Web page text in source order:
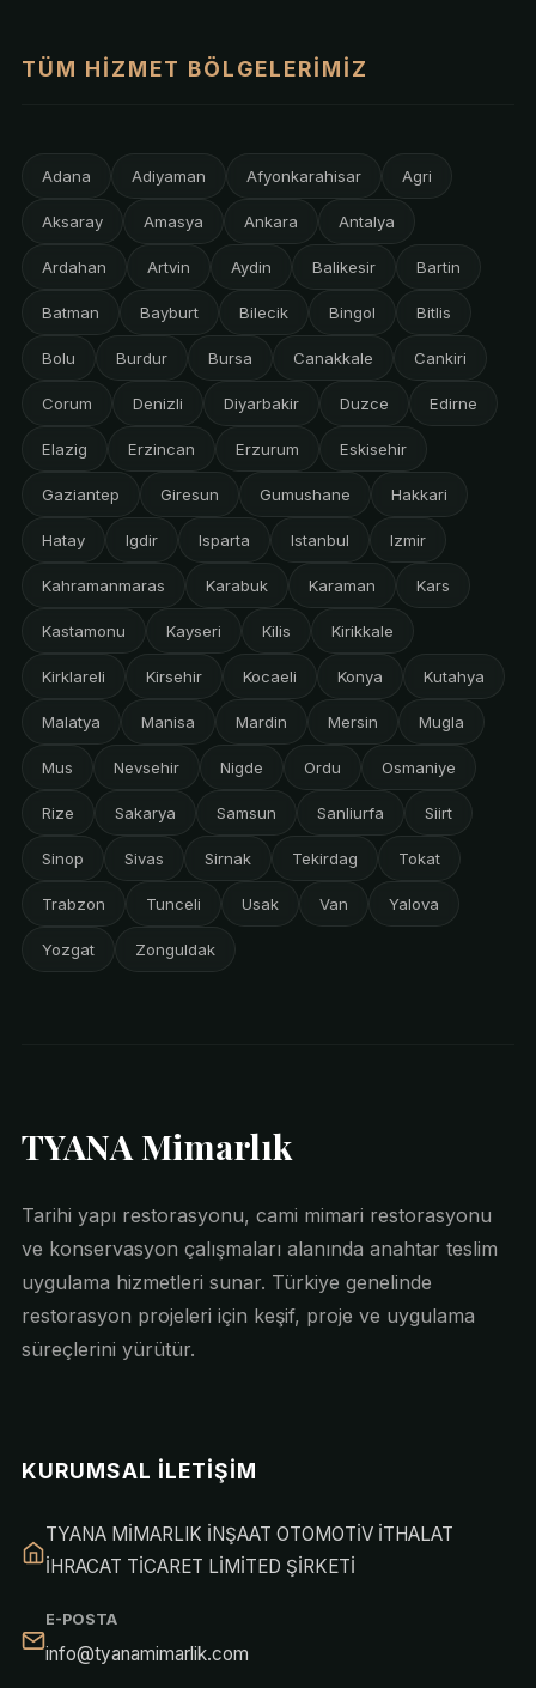
TÜM HIZMET BÖLGELERIMIZ
Adana Adiyaman Afyonkarahisar Agri
Aksaray Amasya Ankara Antalya
Ardahan Artvin Aydin Balikesir Bartin
Batman Bayburt Bilecik Bingol Bitlis
Bolu Burdur Bursa Canakkale Cankiri
Corum Denizli Diyarbakir Duzce Edirne
Elazig Erzincan Erzurum Eskisehir
Gaziantep Giresun Gumushane Hakkari
Hatay Igdir Isparta Istanbul Izmir
Kahramanmaras Karabuk Karaman Kars
Kastamonu Kayseri Kilis Kirikkale
Kirklareli Kirsehir Kocaeli Konya Kutahya
Malatya Manisa Mardin Mersin Mugla
Mus Nevsehir Nigde Ordu Osmaniye
Rize Sakarya Samsun Sanliurfa Siirt
Sinop Sivas Sirnak Tekirdag Tokat
Trabzon Tunceli Usak Van Yalova
Yozgat Zonguldak
TYANA Mimarlık
Tarihi yapı restorasyonu, cami mimari restorasyonu
ve konservasyon çalışmaları alanında anahtar teslim
uygulama hizmetleri sunar. Türkiye genelinde
restorasyon projeleri için keşif, proje ve uygulama
süreçlerini yürütür.
KURUMSAL İLETIŞIM
TYANA MİMARLIK İNŞAAT OTOMOTİV İTHALAT
İHRACAT TİCARET LİMİTED ŞİRKETİ
E-POSTA
info@tyanamimarlik.com